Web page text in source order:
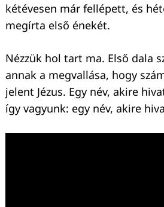
kétévesen már fellépett, és
megírta első énekét.
Nézzük hol tart ma. Első dala
annak a megvallása, hogy
jelent Jézus. Egy név, akire
így vagyunk: egy név, akire